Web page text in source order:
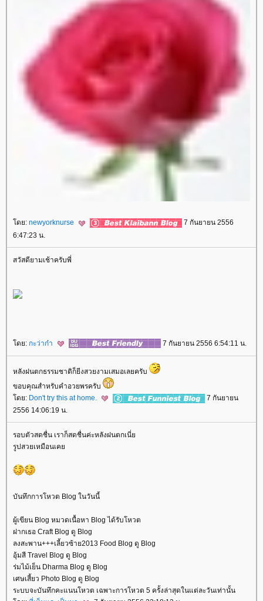
ดย: newyorknurse
7 กันยายน 2556
6:47:23 น.
สวัสดียามเช้าครับพี่
ดย: กะว่าก๋า 7 กันยายน 2556 6:54:11 น.
หลังฝนตกธรรมชาติก็ยีงสวยงามเสมอเลยครับ
ขอบคุณสำหรับคำอวยพรครับ
ดย: Don't try this at home.
7 กันยายน
2556 14:06:19 น.
รอบตัวสดชื่น เราก็สดชื่นค่ะหลังฝนตกเนี่
รูปสวยเหมือนเค
บันทึกการโหวต Blog ในวันนี้
ผู้เขียน Blog หมวดเนื้อหา Blog ได้รับโหวต
ฝากเธอ Craft Blog ดู Blog
ลงสะพาน+++เลี้ยวซ้าย2013 Food Blog ดู Blog
อุ้มสี Travel Blog ดู Blog
ร่มไม้เย็น Dharma Blog ดู Blog
เศษเสี้ยว Photo Blog ดู Blog
ระบบจะบันทึกคะแนนโหวต เฉพาะการโหวต 5 ครั้งล่าสุดในแต่ละวันเท่านั้น